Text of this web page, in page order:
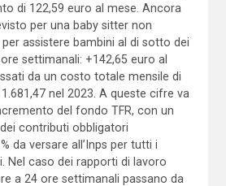
di 122,59 euro al mese. Ancora
per una baby sitter non
assistere bambini al di sotto dei
settimanali: +142,65 euro al
da un costo totale mensile di
nel 2023. A queste cifre va
del fondo TFR, con un
dei contributi obbli­gatori
da versare all’Inps per tutti i
Nel caso dei rapporti di lavoro
a 24 ore settimanali passano da